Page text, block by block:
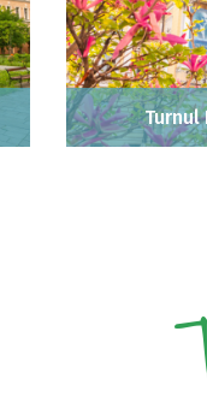
Turnul